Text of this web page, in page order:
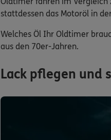
stattdessen das Motoröl in
Welches Öl Ihr Oldtimer
aus den 70er-Jahren.
Lack pflegen und